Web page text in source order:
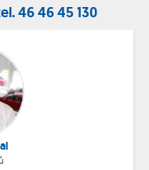
46 46 45 130